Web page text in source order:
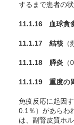
するまで患者の
11.1.16 血球貪
11.1.17 結核
11.1.18 膵炎
11.1.19 重度の
免疫反応に起因
0.1％）があらわ
は、副腎皮質ホ